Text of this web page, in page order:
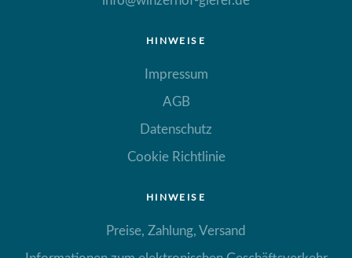
HINWEISE
Impressum
AGB
Datenschutz
Cookie Richtlinie
HINWEISE
Preise, Zahlung, Versand